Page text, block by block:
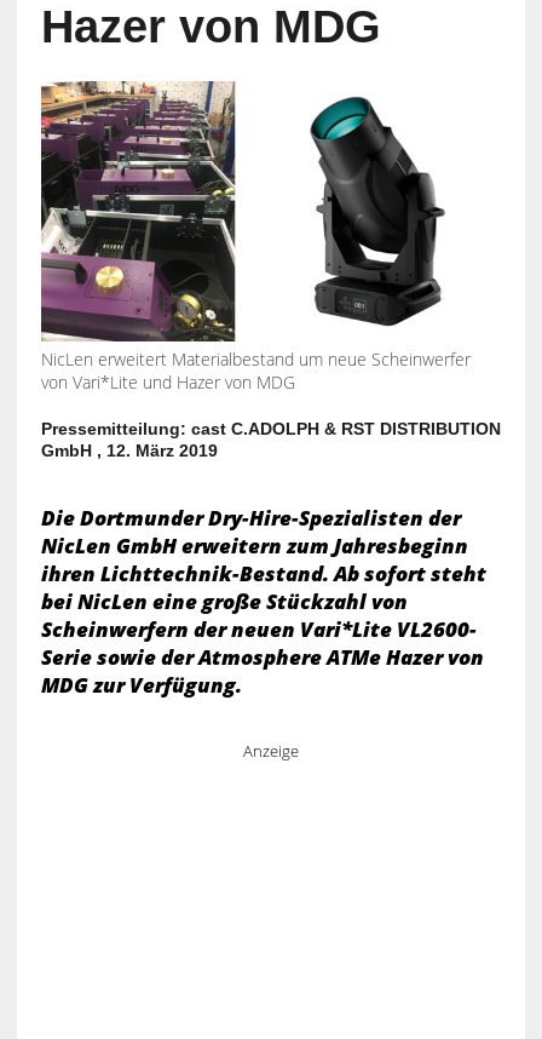
Hazer von MDG
NicLen erweitert Materialbestand um neue Scheinwerfer
von Vari*Lite und Hazer von MDG
Pressemitteilung: cast C.ADOLPH & RST DISTRIBUTION
GmbH , 12. März 2019
Die Dortmunder Dry-Hire-Spezialisten der
NicLen GmbH erweitern zum Jahresbeginn
ihren Lichttechnik-Bestand. Ab sofort steht
bei NicLen eine große Stückzahl von
Scheinwerfern der neuen Vari*Lite VL2600-
Serie sowie der Atmosphere ATMe Hazer von
MDG zur Verfügung.
Anzeige